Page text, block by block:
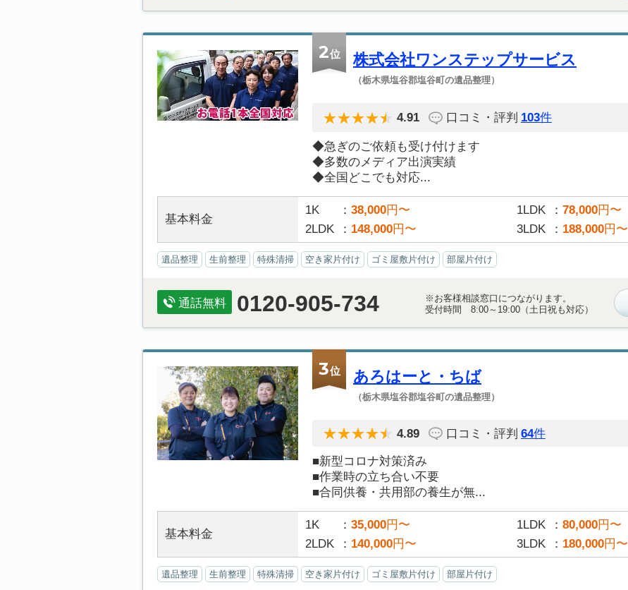
2位 株式会社ワンステップサービス
（栃木県塩谷郡塩谷町の遺品整理）
4.91 口コミ・評判 103件
◆急ぎのご依頼も受け付けます
◆多数のメディア出演実績
◆全国どこでも対応...
基本料金
1K 38,000円〜 1LDK 78,000円〜
2LDK
148,000円〜 3LDK 188,000円〜
遺品整理 生前整理 特殊清掃 空き家片付け ゴミ屋敷片付け 部屋片付け
通話無料 0120-905-734
※お客様相談窓口につながります。
受付時間 8:00～19:00（土日祝も対応）
3位 あろはーと・ちば
（栃木県塩谷郡塩谷町の遺品整理）
4.89 口コミ・評判 64件
■新型コロナ対策済み
■作業時の立ち合い不要
■合同供養・共用部の養生が無...
基本料金
1K 35,000円〜 1LDK 80,000円〜
2LDK
140,000円〜 3LDK 180,000円〜
遺品整理 生前整理 特殊清掃 空き家片付け ゴミ屋敷片付け 部屋片付け